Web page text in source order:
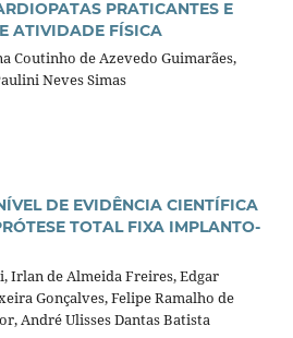
PRATICANTES E
ATIVIDADE FÍSICA
Coutinho de Azevedo Guimarães,
Neves Simas
DE EVIDÊNCIA CIENTÍFICA
TOTAL FIXA IMPLANTO-
Irlan de Almeida Freires, Edgar
Gonçalves, Felipe Ramalho de
André Ulisses Dantas Batista